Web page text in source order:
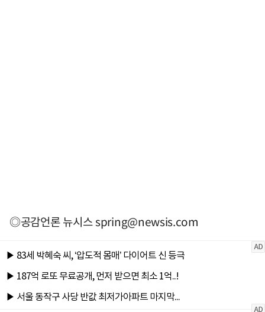
◎공감언론 뉴시스spring@newsis.com